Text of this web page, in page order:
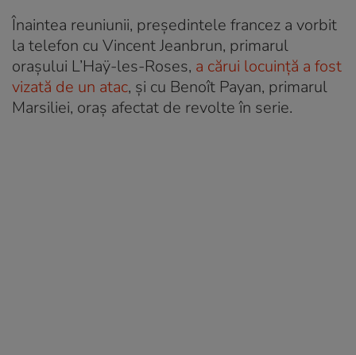
Înaintea reuniunii, președintele francez a vorbit
la telefon cu Vincent Jeanbrun, primarul
orașului L’Haÿ-les-Roses, a cărui locuință a fost
vizată de un atac, și cu Benoît Payan, primarul
Marsiliei, oraș afectat de revolte în serie.